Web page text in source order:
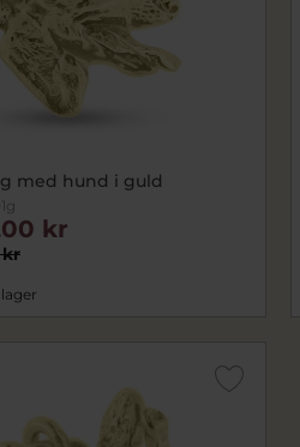
med hund i guld
kr
kr